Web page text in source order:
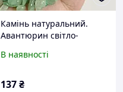
Камінь натуральний.
Авантюрин світло-
Уп. 45 г
В наявності
137₴